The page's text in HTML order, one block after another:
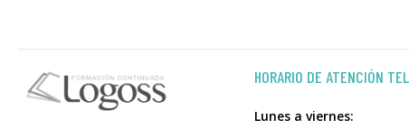
HORARIO DE ATENCIÓN
Lunes a viernes: